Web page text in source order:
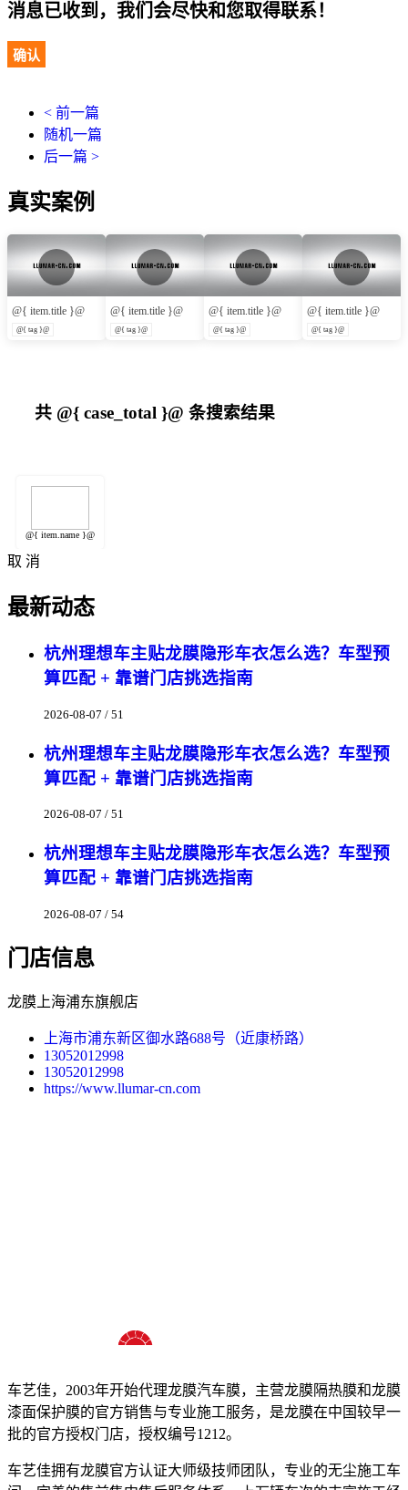
消息已收到，我们会尽快和您取得联系！
确认
< 前一篇
随机一篇
后一篇 >
真实案例
@{ item.title }@
@{ tag }@
@{ item.title }@
@{ tag }@
@{ item.title }@
@{ tag }@
@{ item.title }@
@{ tag }@
共 @{ case_total }@ 条搜索结果
@{ item.name }@
取 消
最新动态
杭州理想车主贴龙膜隐形车衣怎么选？车型预
算匹配 + 靠谱门店挑选指南
2026-08-07 / 51
杭州理想车主贴龙膜隐形车衣怎么选？车型预
算匹配 + 靠谱门店挑选指南
2026-08-07 / 51
杭州理想车主贴龙膜隐形车衣怎么选？车型预
算匹配 + 靠谱门店挑选指南
2026-08-07 / 54
门店信息
龙膜上海浦东旗舰店
上海市浦东新区御水路688号（近康桥路）
13052012998
13052012998
https://www.llumar-cn.com
车艺佳，2003年开始代理龙膜汽车膜，主营龙膜隔热膜和龙膜
漆面保护膜的官方销售与专业施工服务，是龙膜在中国较早一
批的官方授权门店，授权编号1212。
车艺佳拥有龙膜官方认证大师级技师团队，专业的无尘施工车